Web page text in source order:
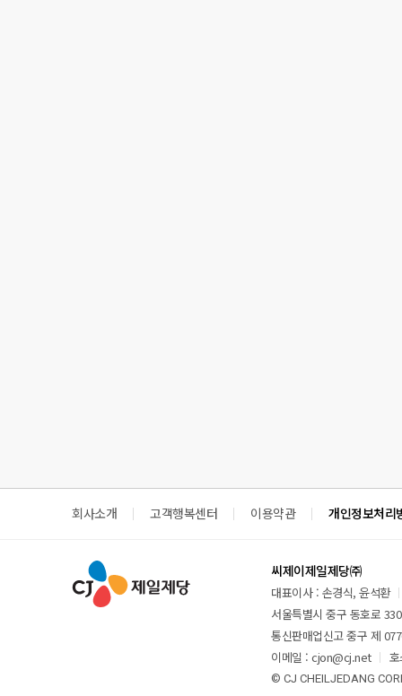
회사소개 고객행복센터 이용약관 개인정보처리
씨제이제일제당㈜
대표이사 : 손경식, 윤석환
서울특별시 중구 동호로
통신판매업신고 중구 제
이메일 : cjon@cj.net
© CJ CHEILJEDANG